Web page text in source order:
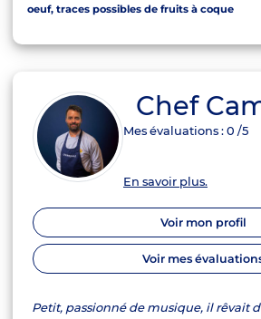
oeuf, traces possibles de fruits à coque
Chef
Mes évaluations :0 /5
En savoir plus.
Voir mon profil
Voir mes
Petit, passionné de musique, il rêvait